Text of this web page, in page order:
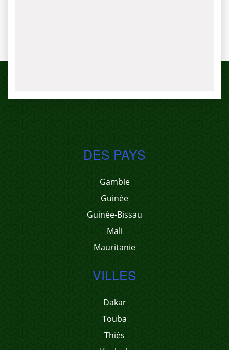
DES PAYS
Gambie
Guinée
Guinée-Bissau
Mali
Mauritanie
VILLES
Dakar
Touba
Thiès